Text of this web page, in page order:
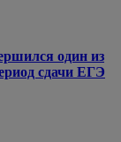
один из
сдачи ЕГЭ